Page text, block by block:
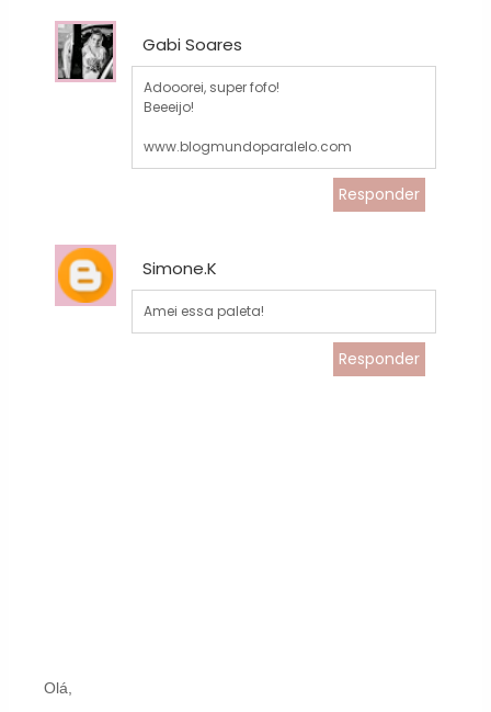
Gabi Soares
Adooorei, super fofo!
Beeeijo!
www.blogmundoparalelo.com
Responder
Simone.K
Amei essa paleta!
Responder
Olá,